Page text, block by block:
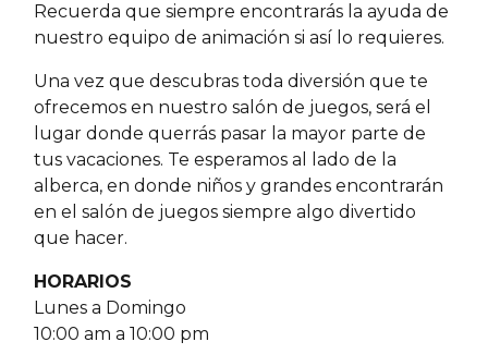
Recuerda que siempre encontrarás la ayuda de
nuestro equipo de animación si así lo requieres.
Una vez que descubras toda diversión que te
ofrecemos en nuestro salón de juegos, será el
lugar donde querrás pasar la mayor parte de
tus vacaciones. Te esperamos al lado de la
alberca, en donde niños y grandes encontrarán
en el salón de juegos siempre algo divertido
que hacer.
HORARIOS
Lunes a Domingo
10:00 am a 10:00 pm